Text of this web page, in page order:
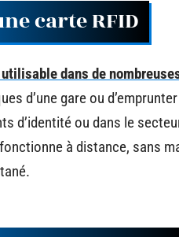
carte RFID
dans de
d’une gare ou
d’identité ou dans le
à distance, sans